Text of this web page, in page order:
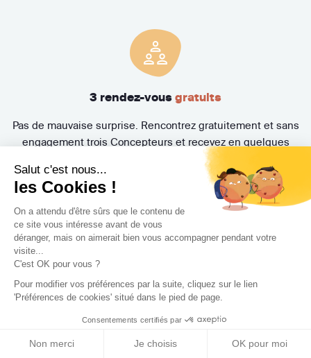
Salut c'est nous...
les Cookies !
On a attendu d'être sûrs que le contenu de
ce site vous intéresse avant de vous
déranger, mais on aimerait bien vous accompagner pendant votre
visite...
C'est OK pour vous ?
Pour modifier vos préférences par la suite, cliquez sur le lien
'Préférences de cookies' situé dans le pied de page.
Consentements certifiés par
Non merci Je choisis OK pour moi
3 rendez-vous gratuits
Pas de mauvaise surprise. Rencontrez gratuitement et sans
engagement trois Concepteurs et recevez en quelques
jours leur proposition d'accompagnement.
Trouvez le professionnel
le plus adapté à votre